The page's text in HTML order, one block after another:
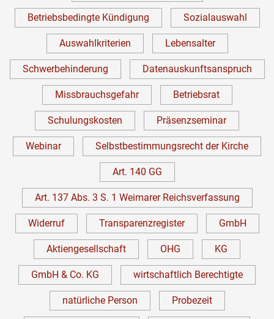
Betriebsbedingte Kündigung Sozialauswahl
Auswahlkriterien Lebensalter
Schwerbehinderung Datenauskunftsanspruch
Missbrauchsgefahr Betriebsrat
Schulungskosten Präsenzseminar
Webinar Selbstbestimmungsrecht der Kirche
Art. 140 GG
Art. 137 Abs. 3 S. 1 Weimarer Reichsverfassung
Widerruf Transparenzregister GmbH
Aktiengesellschaft OHG KG
GmbH & Co. KG wirtschaftlich Berechtigte
natürliche Person Probezeit